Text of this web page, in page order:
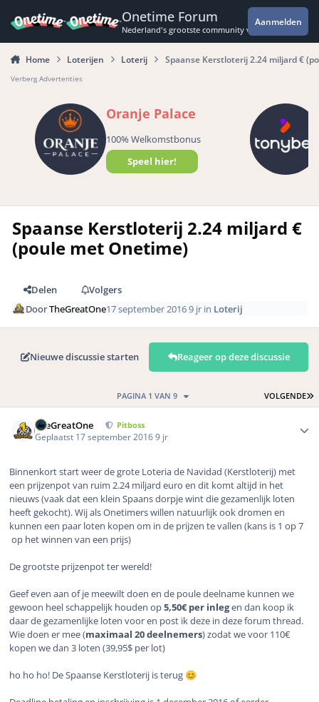
Onetime Forum
Nederland's grootste community voor de
Aanmelden
Home Loterijen Loterij Spaanse Kerstloterij 2.24 miljard €
Verberg Advertenties
Oranje Palace
100% Welkomstbonus
Speel hier!
Spaanse Kerstloterij 2.24 miljard €
(poule met Onetime)
Delen
Volgers
DoorTheGreatOne17 september 20169 jr in Loterij
Nieuwe discussie starten Reageer op deze discussie
VOLGENDE
PAGINA 1 VAN 9
TheGreatOne Pitboss
Geplaatst 17 september 20169 jr
Binnenkort start weer de grote Loteria de Navidad (Kerstloterij) met
een prijzenpot van ruim 2.24 miljard euro en dit komt altijd in het
nieuws (vaak dat een klein Spaans dorpje wint die gezamenlijk loten
heeft gekocht). Wij als Onetimers willen natuurlijk ook dromen en
kunnen een paar loten kopen om in de prijzen te vallen (kans is 1 op 7
op het winnen van een prijs)
De grootste prijzenpot ter wereld!
Geef even aan of je meewilt doen en de poule deelname kunnen we
gewoon heel schappelijk houden op5,50€ per inlegen dan koop ik
daar de gezamenlijke loten voor en post ik deze in deze forum thread.
Wie doen er mee (maximaal 20 deelnemers) zodat we voor 110€
kopen we dan 3 loten (39,95$ per lot)
ho ho ho! De Spaanse Kerstloterij is terug 😊